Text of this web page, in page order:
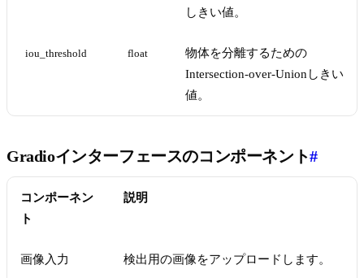
しきい値。
iou_threshold float
物体を分離するための
Intersection-over-Unionしきい
値。
Gradioインターフェースのコンポーネント#
コンポーネン
ト
説明
画像入力 検出用の画像をアップロードします。